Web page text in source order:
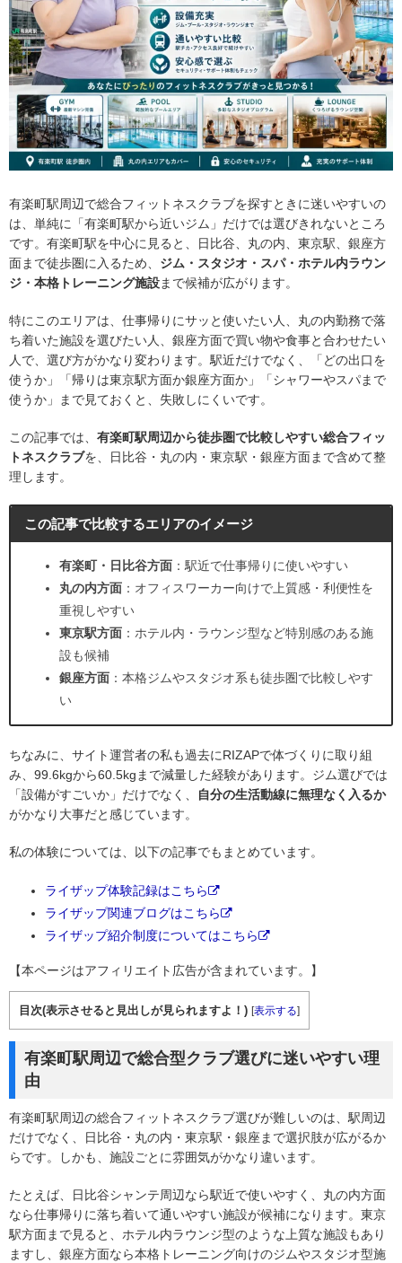
有楽町駅周辺で総合フィットネスクラブを探すときに迷いやすいの
は、単純に「有楽町駅から近いジム」だけでは選びきれないところ
です。有楽町駅を中心に見ると、日比谷、丸の内、東京駅、銀座方
面まで徒歩圏に入るため、 ジム・スタジオ・スパ・ホテル内ラウン
ジ・本格トレーニング施設まで候補が広がります。
特にこのエリアは、仕事帰りにサッと使いたい人、丸の内勤務で落
ち着いた施設を選びたい人、銀座方面で買い物や食事と合わせたい
人で、選び方がかなり変わります。駅近だけでなく、「どの出口を
使うか」「帰りは東京駅方面か銀座方面か」「シャワーやスパまで
使うか」まで見ておくと、失敗しにくいです。
この記事では、 有楽町駅周辺から徒歩圏で比較しやすい総合フィッ
トネスクラブを、日比谷・丸の内・東京駅・銀座方面まで含めて整
理します。
この記事で比較するエリアのイメージ
有楽町・日比谷方面 ：駅近で仕事帰りに使いやすい
丸の内方面 ：オフィスワーカー向けで上質感・利便性を
重視しやすい
東京駅方面 ：ホテル内・ラウンジ型など特別感のある施
設も候補
銀座方面 ：本格ジムやスタジオ系も徒歩圏で比較しやす
い
ちなみに、サイト運営者の私も過去にRIZAPで体づくりに取り組
み、99.6kgから60.5kgまで減量した経験があります。ジム選びでは
「設備がすごいか」だけでなく、
自分の生活動線に無理なく入るか
がかなり大事だと感じています。
私の体験については、以下の記事でもまとめています。
ライザップ体験記録はこちら
ライザップ関連ブログはこちら
ライザップ紹介制度についてはこちら
【本ページはアフィリエイト広告が含まれています。】
目次(表示させると見出しが見られますよ！) [表示する]
有楽町駅周辺で総合型クラブ選びに迷いやすい理
由
有楽町駅周辺の総合フィットネスクラブ選びが難しいのは、駅周辺
だけでなく、日比谷・丸の内・東京駅・銀座まで選択肢が広がるか
らです。しかも、施設ごとに雰囲気がかなり違います。
たとえば、日比谷シャンテ周辺なら駅近で使いやすく、丸の内方面
なら仕事帰りに落ち着いて通いやすい施設が候補になります。東京
駅方面まで見ると、ホテル内ラウンジ型のような上質な施設もあり
ますし、銀座方面なら本格トレーニング向けのジムやスタジオ型施